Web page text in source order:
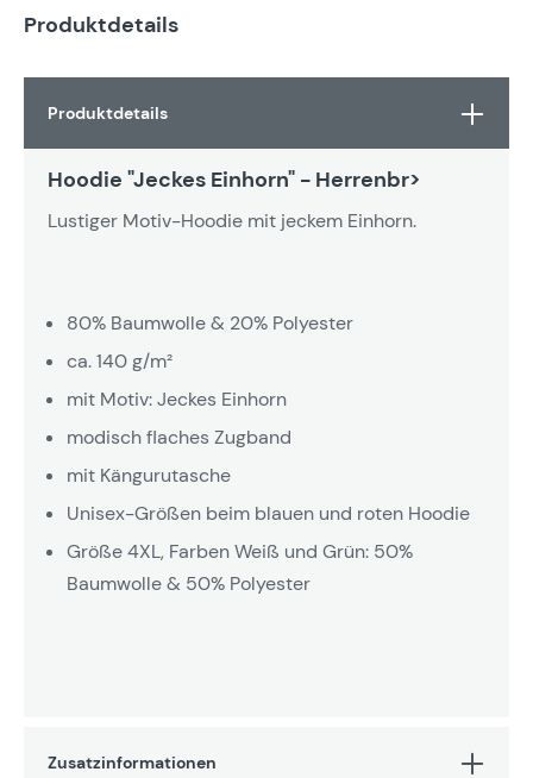
Produktdetails
Produktdetails
Hoodie "Jeckes Einhorn" - Herrenbr>
Lustiger Motiv-Hoodie mit jeckem Einhorn.
80% Baumwolle & 20% Polyester
ca. 140 g/m²
mit Motiv: Jeckes Einhorn
modisch flaches Zugband
mit Kängurutasche
Unisex-Größen beim blauen und roten Hoodie
Größe 4XL, Farben Weiß und Grün: 50%
Baumwolle & 50% Polyester
Zusatzinformationen